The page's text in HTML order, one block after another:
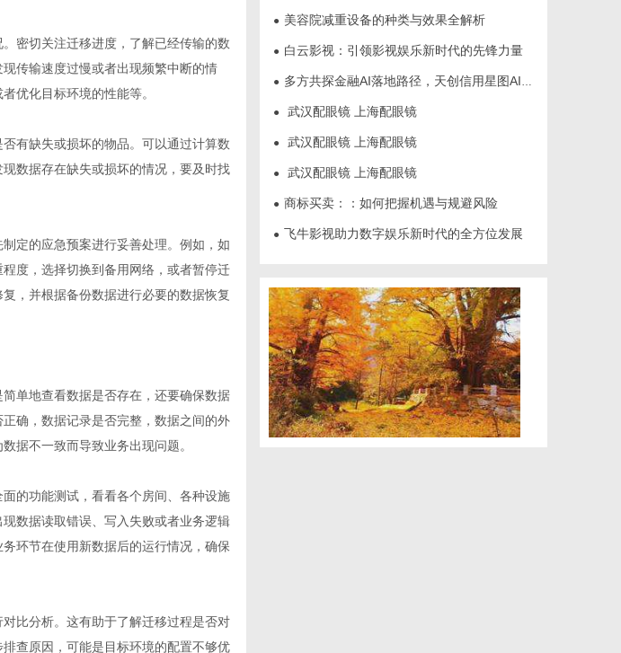
密切关注迁移进度，了解已经传输的数
传输速度过慢或者出现频繁中断的情
优化目标环境的性能等。
有缺失或损坏的物品。可以通过计算数
数据存在缺失或损坏的情况，要及时找
定的应急预案进行妥善处理。例如，如
度，选择切换到备用网络，或者暂停迁
，并根据备份数据进行必要的数据恢复
单地查看数据是否存在，还要确保数据
确，数据记录是否完整，数据之间的外
据不一致而导致业务出现问题。
的功能测试，看看各个房间、各种设施
数据读取错误、写入失败或者业务逻辑
环节在使用新数据后的运行情况，确保
比分析。这有助于了解迁移过程是否对
查原因，可能是目标环境的配置不够优
● 美容院减重设备的种类与效果全解析
● 白云影视：引领影视娱乐新时代的先锋力量
● 多方共探金融AI落地路径，天创信用星图AI助力产业金融智能升级
● 武汉配眼镜 上海配眼镜
● 武汉配眼镜 上海配眼镜
● 武汉配眼镜 上海配眼镜
● 商标买卖：：如何把握机遇与规避风险
● 飞牛影视助力数字娱乐新时代的全方位发展